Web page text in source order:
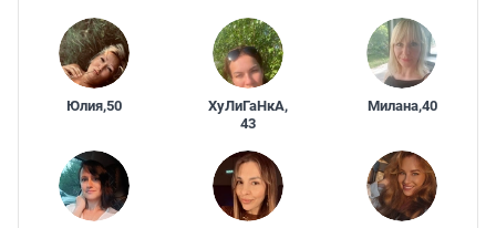
Юлия,50 ХуЛиГаНкА,
43
Милана,40